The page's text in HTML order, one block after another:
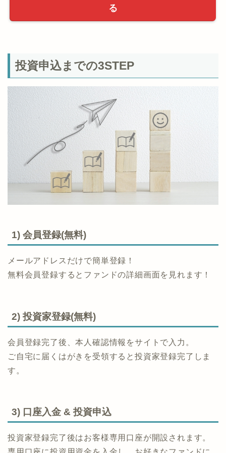
る
投資申込までの3STEP
1) 会員登録(無料)
メールアドレスだけで簡単登録！
無料会員登録するとファンドの詳細画面を見れます！
2) 投資家登録(無料)
会員登録完了後、本人確認情報をサイトで入力。
ご自宅に届くはがきを受領すると投資家登録完了しま
す。
3) 口座入金 & 投資申込
投資家登録完了後はお客様専用口座が開設されます。